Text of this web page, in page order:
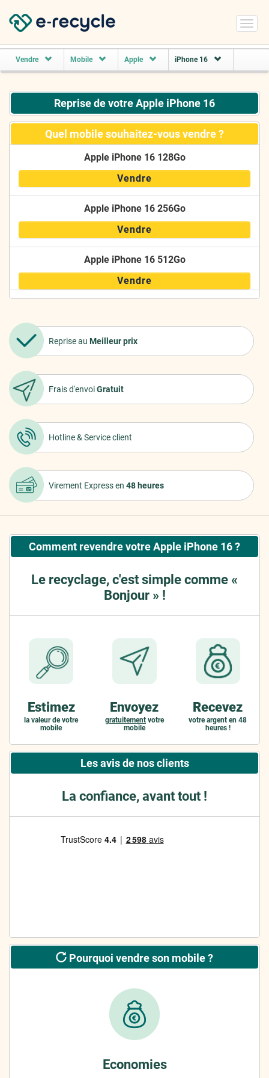
Vendre Mobile Apple iPhone 16
Reprise de votre Apple iPhone 16
Quel mobile souhaitez-vous vendre ?
Apple iPhone 16 128Go
Vendre
Apple iPhone 16 256Go
Vendre
Apple iPhone 16 512Go
Vendre
Reprise au Meilleur prix
Frais d'envoiGratuit
Hotline & Service client
Virement Expressen 48 heures
Comment revendre votre Apple iPhone 16 ?
Le recyclage, c'est simple comme «
Bonjour » !
Estimez
la valeur de votre
mobile
Envoyez
gratuitementvotre
mobile
Recevez
votre argent en 48
heures !
Les avis de nos clients
La confiance, avant tout !
Pourquoi vendre son mobile ?
Economies